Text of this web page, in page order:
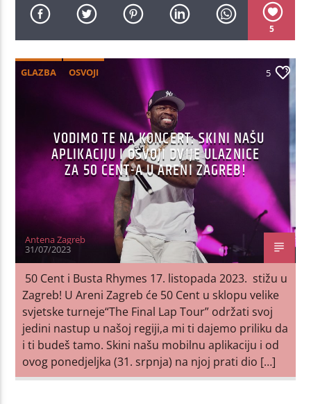
5
GLAZBA OSVOJI 5
VODIMO TE NA KONCERT: SKINI NAŠU
APLIKACIJU I OSVOJI DVIJE ULAZNICE
ZA 50 CENT-A U ARENI ZAGREB!
Antena Zagreb
31/07/2023
50 Cent i Busta Rhymes 17. listopada 2023. stižu u
Zagreb! U Areni Zagreb će 50 Cent u sklopu velike
svjetske turneje“The Final Lap Tour” održati svoj
jedini nastup u našoj regiji,a mi ti dajemo priliku da
i ti budeš tamo. Skini našu mobilnu aplikaciju i od
ovog ponedjeljka (31. srpnja) na njoj prati dio […]